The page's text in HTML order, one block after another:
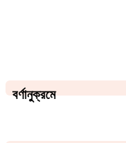
বর্ণানুক্রমে